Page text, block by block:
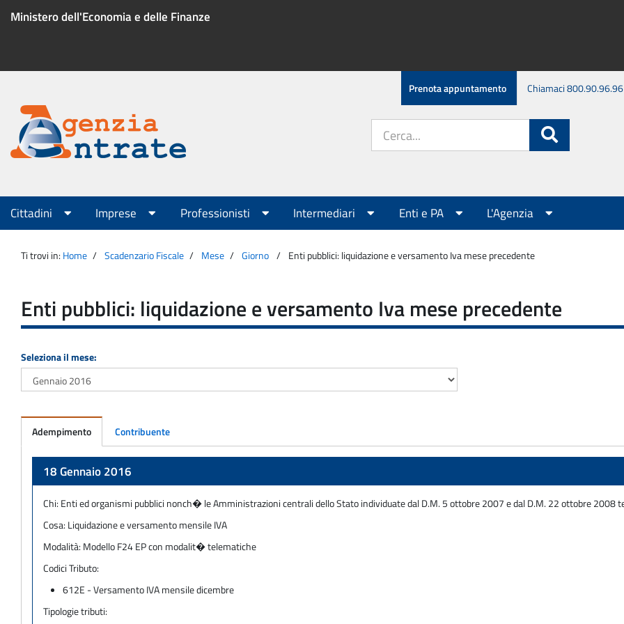
Ministero dell'Economia e delle Finanze
Menu
servizio
Prenota appuntamento Chiamaci 800.90.96.96
Agenzia
Entrate
sito:
Menu
principale
Cittadini Imprese Professionisti Intermediari Enti e PA L'Agenzia
Ti trovi in: Home Scadenzario Fiscale Mese Giorno Enti pubblici: liquidazione e versamento Iva mese precedente
Enti pubblici: liquidazione e versamento Iva mese precedente
Seleziona il mese:
Adempimento Contribuente
18 Gennaio 2016
Chi: Enti ed organismi pubblici nonch� le Amministrazioni centrali dello Stato individuate dal D.M. 5 ottobre 2007 e dal D.M. 22 ottobre
Cosa: Liquidazione e versamento mensile IVA
Modalità: Modello F24 EP con modalit� telematiche
Codici Tributo:
612E - Versamento IVA mensile dicembre
Tipologie tributi: